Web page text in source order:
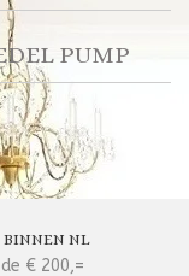
PUMP
BINNEN NL
€ 200,=